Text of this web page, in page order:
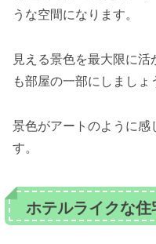
うな空間になります。
見える景色を最大限に
も部屋の一部にしましょ
景色がアートのように感
す。
ホテルライクな住